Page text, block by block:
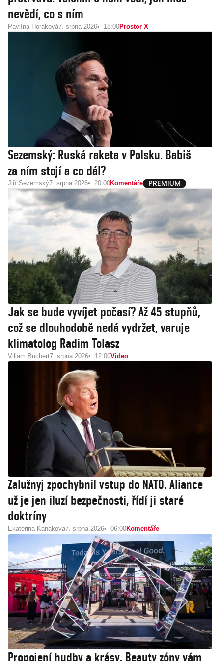
nevědí, co s ním
Pavlína Horáková7. srpna 2026 18:00Prostor X
Sezemský: Ruská raketa v Polsku. Babiš
za ním stojí a co dál?
Jiří Sezemský7. srpna 2026 20:00Komentáře
Jak se bude vyvíjet počasí? Až 45 stupňů,
což se dlouhodobě nedá vydržet, varuje
klimatolog Radim Tolasz
Viliam Buchert7. srpna 2026 12:00Video
Zalužnyj zpochybnil vstup do NATO. Aliance
už je jen iluzí bezpečnosti, řídí ji staré
doktríny
Ekaterina Kanakova7. srpna 2026 06:00Komentáře
Propojení hudby a krásy. Beauty zóny vám